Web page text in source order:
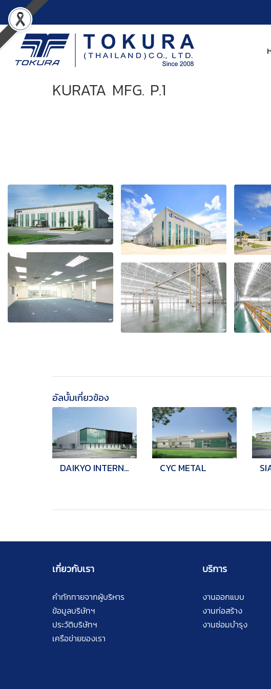
KURATA MFG. P.1
อัลบั้มเกี่ยวข้อง
DAIKYO INTERNATIONAL CYC METAL
เกี่ยวกับเรา
คำทักทายจากผู้บริหาร
ข้อมูลบริษัทฯ
ประวัติบริษัทฯ
เครือข่ายของเรา
บริการ
งานออกแบบ
งานก่อสร้าง
งานซ่อมบำรุง